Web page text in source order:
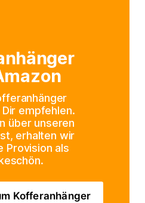
empfehlen.
über unseren
erhalten wir
Provision als
Kofferanhänger